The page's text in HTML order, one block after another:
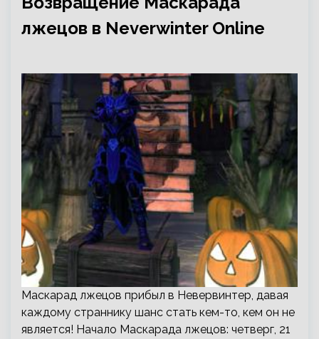
лжецов в Neverwinter Online
Маскарад лжецов прибыл в Невервинтер, давая
каждому страннику шанс стать кем-то, кем он не
является! Начало Маскарада лжецов: четверг, 21